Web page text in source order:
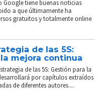
tiene buenas noticias
a que últimamente ha
gratuitos y totalmente online
de las 5S:
mejora continua
de las 5S: Gestión para la
por capítulos extraídos
de diferentes autores....